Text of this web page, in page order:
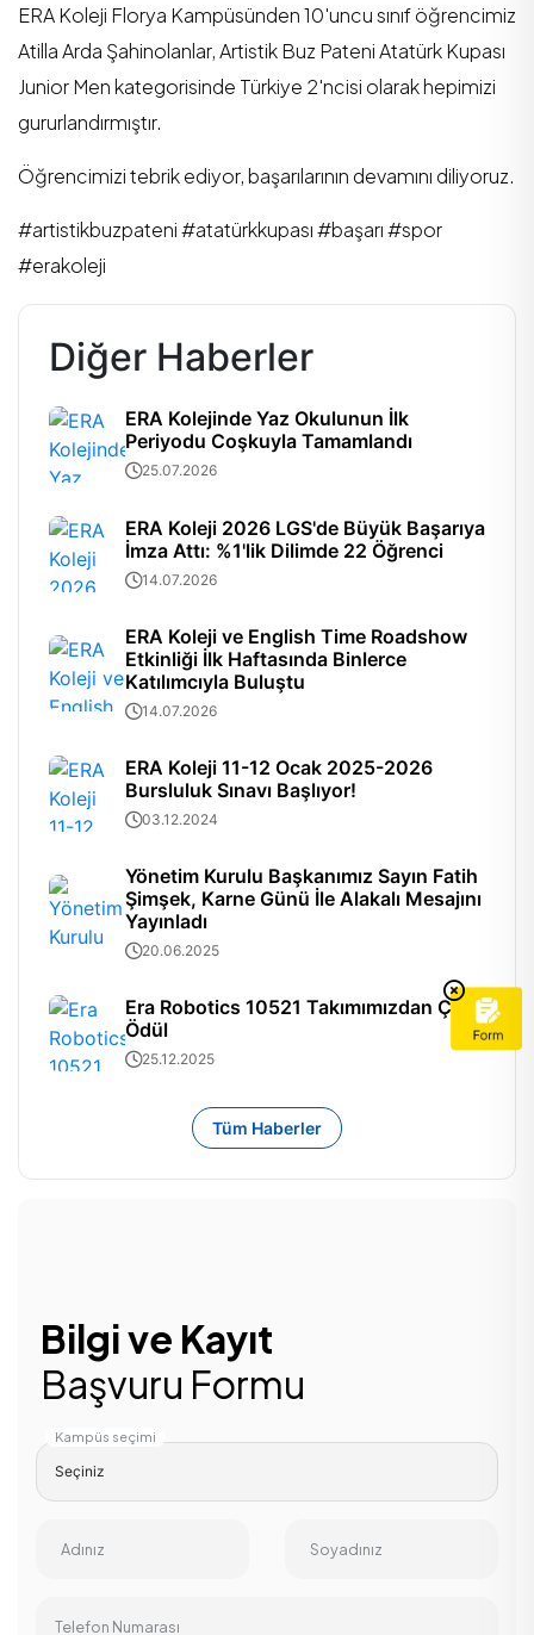
ERA Koleji Florya Kampüsünden 10'uncu sınıf öğrencimiz
Atilla Arda Şahinolanlar, Artistik Buz Pateni Atatürk Kupası
Junior Men kategorisinde Türkiye 2'ncisi olarak hepimizi
gururlandırmıştır.
Öğrencimizi tebrik ediyor, başarılarının devamını diliyoruz.
#artistikbuzpateni #atatürkkupası #başarı #spor
#erakoleji
Diğer Haberler
ERA Kolejinde Yaz Okulunun İlk
Periyodu Coşkuyla Tamamlandı
25.07.2026
ERA Koleji 2026 LGS'de Büyük Başarıya
İmza Attı: %1'lik Dilimde 22 Öğrenci
14.07.2026
ERA Koleji ve English Time Roadshow
Etkinliği İlk Haftasında Binlerce
Katılımcıyla Buluştu
14.07.2026
ERA Koleji 11-12 Ocak 2025-2026
Bursluluk Sınavı Başlıyor!
03.12.2024
Yönetim Kurulu Başkanımız Sayın Fatih
Şimşek, Karne Günü İle Alakalı Mesajını
Yayınladı
20.06.2025
Era Robotics 10521 Takımımızdan Çifte
Ödül
25.12.2025
Tüm Haberler
Bilgi ve Kayıt
Başvuru Formu
Kampüs seçimi
Adınız Soyadınız
Telefon Numarası